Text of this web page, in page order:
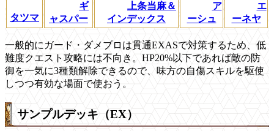
タツマ
ギ
ャスパー
上条当麻＆
インデックス
ア
ーシュ
エ
ーネヤ
一般的にガード・ダメブロは貫通EXASで対策するため、低
難度クエスト攻略には不向き。HP20%以下であれば敵の防
御を一気に3種類解除できるので、味方の自傷スキルを駆使
しつつ有効な場面で使おう。
サンプルデッキ（EX）